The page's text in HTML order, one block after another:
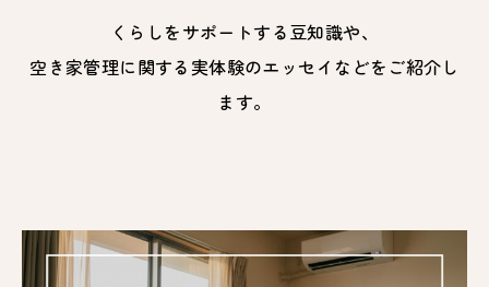
くらしをサポートする豆知識や、
空き家管理に関する実体験のエッセイなどをご紹介し
ます。